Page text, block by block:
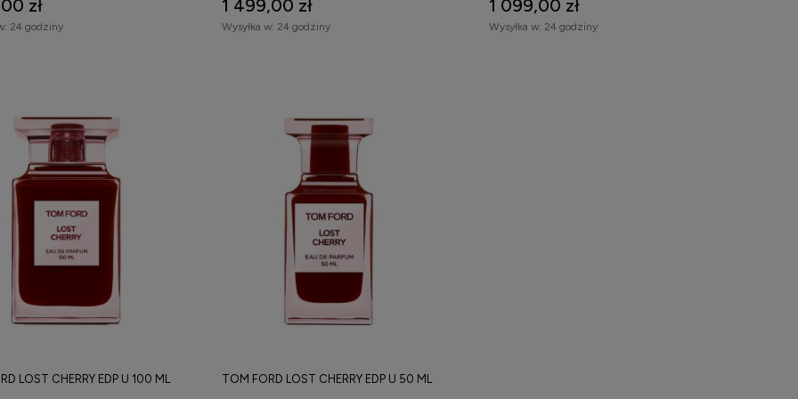
zł
24 godziny
1 499,00 zł
Wysyłka w: 24 godziny
1 099,00 zł
Wysyłka w: 24 godziny
LOST CHERRY EDP U 100 ML TOM FORD LOST CHERRY EDP U 50 ML